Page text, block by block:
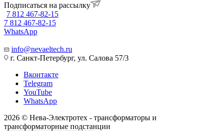
Подписаться на рассылку
7 812 467-82-15
7 812 467-82-15
WhatsApp
info@nevaeltech.ru
г. Санкт-Петербург, ул. Салова 57/3
Вконтакте
Telegram
YouTube
WhatsApp
2026 © Нева-Электротех - трансформаторы и
трансформаторные подстанции